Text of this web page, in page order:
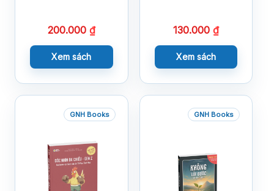
200.000 ₫
Xem sách
130.000 ₫
Xem sách
GNH Books GNH Books